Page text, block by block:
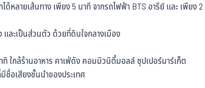
หลายเส้นทาง เพียง 5 นาที จากรถไฟฟ้า BTS อารีย์ และ เพียง 2
และเป็นส่วนตัว ด้วยที่ดินใจกลางเมือง
ใกล้ร้านอาหาร คาเฟ่ดัง คอมมิวนิตี้มอลล์ ซุปเปอร์มาร์เก็ต
ชื่อเสียงชั้นนำของประเทศ